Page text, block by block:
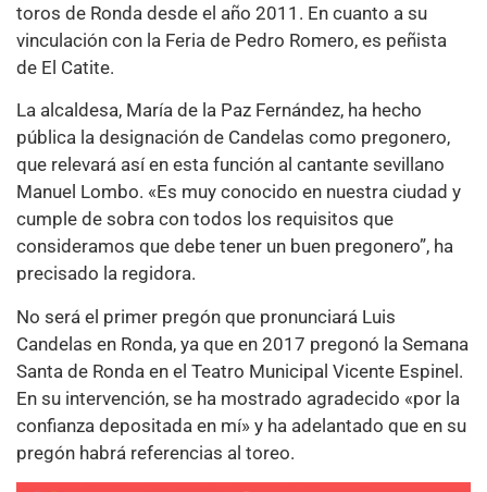
toros de Ronda desde el año 2011. En cuanto a su
vinculación con la Feria de Pedro Romero, es peñista
de El Catite.
La alcaldesa, María de la Paz Fernández, ha hecho
pública la designación de Candelas como pregonero,
que relevará así en esta función al cantante sevillano
Manuel Lombo. «Es muy conocido en nuestra ciudad y
cumple de sobra con todos los requisitos que
consideramos que debe tener un buen pregonero”, ha
precisado la regidora.
No será el primer pregón que pronunciará Luis
Candelas en Ronda, ya que en 2017 pregonó la Semana
Santa de Ronda en el Teatro Municipal Vicente Espinel.
En su intervención, se ha mostrado agradecido «por la
confianza depositada en mí» y ha adelantado que en su
pregón habrá referencias al toreo.